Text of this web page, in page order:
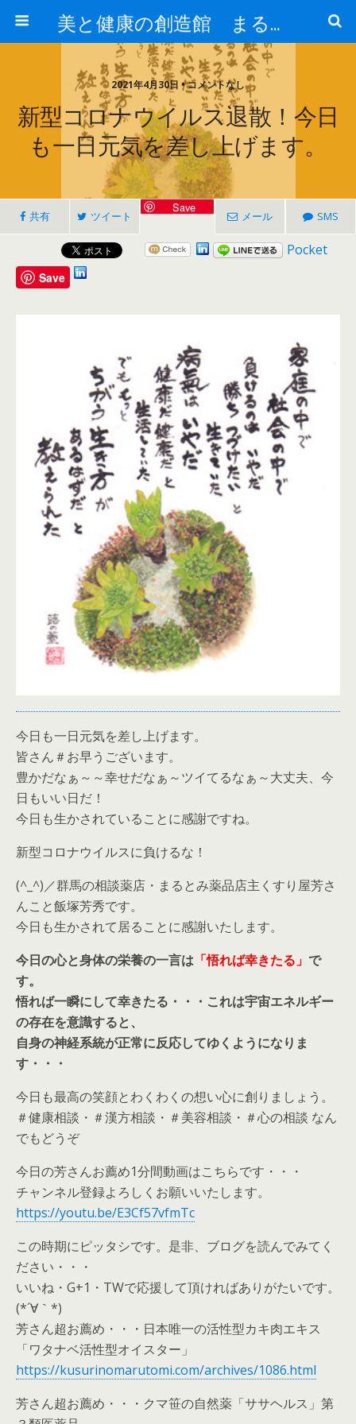
美と健康の創造館 まるとみ薬品 ぐんまの薬屋 芳さんのブログ
2021年4月30日 • コメントなし
新型コロナウイルス退散！今日
も一日元気を差し上げます。
共有 ツイート
Save
メール SMS
Pocket
Save
今日も一日元気を差し上げます。
皆さん＃お早うございます。
豊かだなぁ～～幸せだなぁ～ツイてるなぁ～大丈夫、今
日もいい日だ！
今日も生かされていることに感謝ですね。
新型コロナウイルスに負けるな！
(^_^)／群馬の相談薬店・まるとみ薬品店主くすり屋芳さ
んこと飯塚芳秀です。
今日も生かされて居ることに感謝いたします。
今日の心と身体の栄養の一言は 「悟れば幸きたる」 で
す。
悟れば一瞬にして幸きたる・・・これは宇宙エネルギー
の存在を意識すると、
自身の神経系統が正常に反応してゆくようになりま
す・・・
今日も最高の笑顔とわくわくの想い心に創りましょう。
＃健康相談・＃漢方相談・＃美容相談・＃心の相談 なん
でもどうぞ
今日の芳さんお薦め1分間動画はこちらです・・・
チャンネル登録よろしくお願いいたします。
https://youtu.be/E3Cf57vfmTc
この時期にピッタシです。是非、ブログを読んでみてく
ださい・・・
いいね・G+1・TWで応援して頂ければありがたいです。
(*´∀｀*)
芳さん超お薦め・・・日本唯一の活性型カキ肉エキス
「ワタナベ活性型オイスター」
https://kusurinomarutomi.com/archives/1086.html
芳さん超お薦め・・・クマ笹の自然薬「ササヘルス」第